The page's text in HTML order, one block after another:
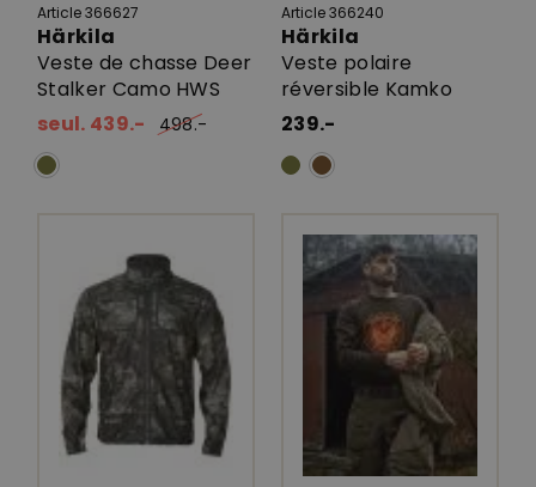
Article 366627
Härkila
Veste de chasse Deer
Stalker Camo HWS
seul. 439.-
498.-
Article 366240
Härkila
Veste polaire
réversible Kamko
239.-